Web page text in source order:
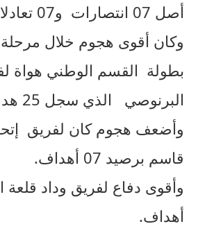
أصل 07 انتصارات و07 تعادلات وفوز واحد.
وكان أقوى هجوم خلال
بطولة القسم الوطني هواة
البرنوصي الذي سجل 25 هدف.
وأضعف هجوم كان لفريق
قاسم برصيد 07 أهداف.
أهداف.